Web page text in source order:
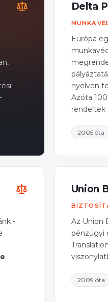
Delta
Európa
nyelven
Azóta
rendeltek
2005 óta
-
Union
Az Union
pénzügyi
2009 óta